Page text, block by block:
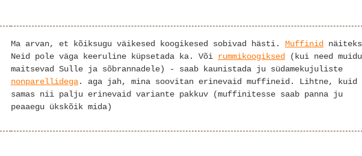
Ma arvan, et kõiksugu väikesed koogikesed sobivad hästi. Muffinid
Neid pole väga keeruline küpsetada ka. Või rummikoogiksed
(kui need
maitsevad Sulle ja sõbrannadele) - saab kaunistada ju südamekujuliste
nonparellidega. aga jah, mina soovitan erinevaid muffineid. Lihtne, kuid
samas nii palju erinevaid variante pakkuv (muffinitesse saab panna ju
peaaegu ükskõik mida)